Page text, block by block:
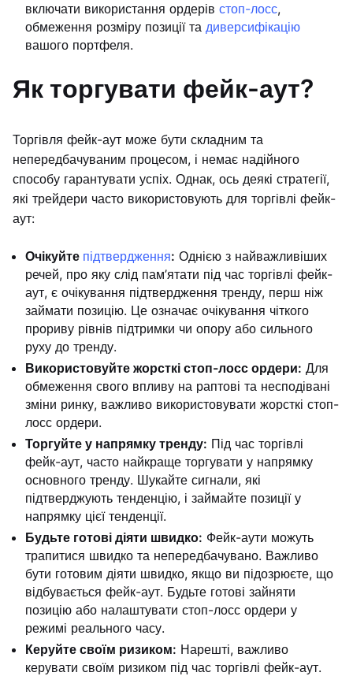
включати використання ордерів стоп-лосс,
обмеження розміру позиції та диверсифікацію
вашого портфеля.
Як торгувати фейк-аут?
Торгівля фейк-аут може бути складним та
непередбачуваним процесом, і немає надійного
способу гарантувати успіх. Однак, ось деякі стратегії,
які трейдери часто використовують для торгівлі фейк-
аут:
Очікуйте підтвердження: Однією з найважливіших
речей, про яку слід пам’ятати під час торгівлі фейк-
аут, є очікування підтвердження тренду, перш ніж
займати позицію. Це означає очікування чіткого
прориву рівнів підтримки чи опору або сильного
руху до тренду.
Використовуйте жорсткі стоп-лосс ордери: Для
обмеження свого впливу на раптові та несподівані
зміни ринку, важливо використовувати жорсткі стоп-
лосс ордери.
Торгуйте у напрямку тренду: Під час торгівлі
фейк-аут, часто найкраще торгувати у напрямку
основного тренду. Шукайте сигнали, які
підтверджують тенденцію, і займайте позиції у
напрямку цієї тенденції.
Будьте готові діяти швидко: Фейк-аути можуть
трапитися швидко та непередбачувано. Важливо
бути готовим діяти швидко, якщо ви підозрюєте, що
відбувається фейк-аут. Будьте готові зайняти
позицію або налаштувати стоп-лосс ордери у
режимі реального часу.
Керуйте своїм ризиком: Нарешті, важливо
керувати своїм ризиком під час торгівлі фейк-аут.